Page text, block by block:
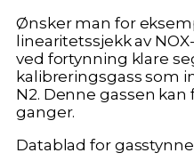
Ønsker man for
linearitetssjekk av
ved fortynning klare
kalibreringsgass som
N2. Denne gassen kan
ganger.
Datablad for